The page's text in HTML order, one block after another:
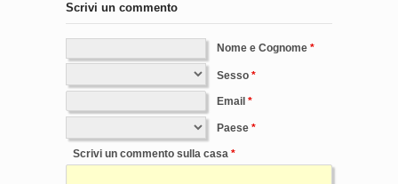
Scrivi un commento
Nome e Cognome
Sesso
Email
Paese
Scrivi un commento sulla casa